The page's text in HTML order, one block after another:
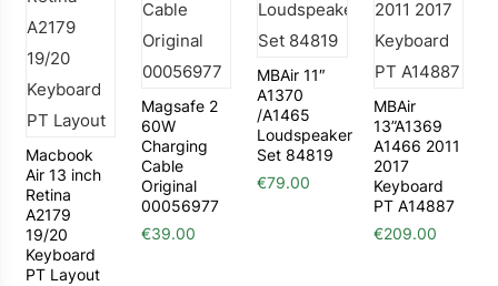
Macbook
Air 13 inch
Retina
A2179
19/20
Keyboard
PT Layout
Magsafe 2
60W
Charging
Cable
Original
00056977
€39.00
MBAir 11″
A1370
/A1465
Loudspeaker
Set 84819
€79.00
MBAir
13”A1369
A1466 2011
2017
Keyboard
PT A14887
€209.00